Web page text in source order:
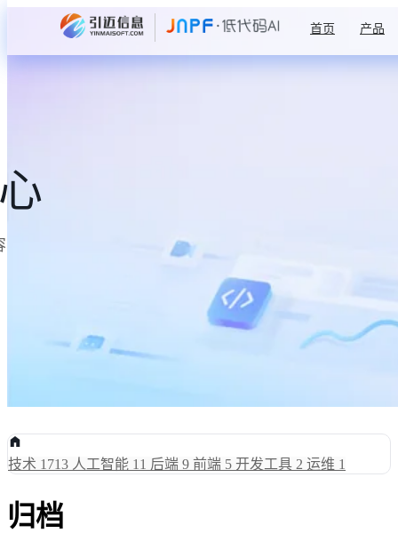
首页 产品
技术 1713 人工智能 11 后端 9 前端 5 开发工具 2 运维 1
归档